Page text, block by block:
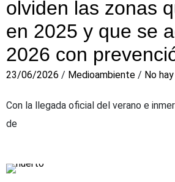
olviden las zonas
en 2025 y que se
2026 con
23/06/2026 / Medioambiente / No
Con la llegada oficial del verano e
de